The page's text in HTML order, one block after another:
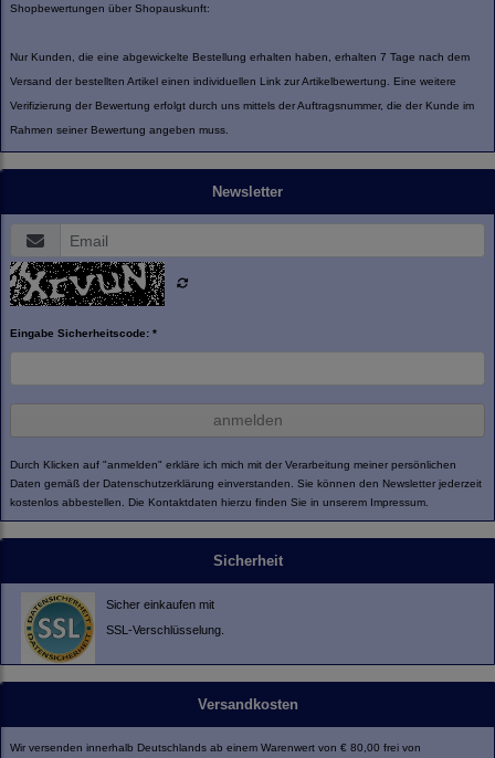
Shopbewertungen über Shopauskunft:
Nur Kunden, die eine abgewickelte Bestellung erhalten haben, erhalten 7 Tage nach dem
Versand der bestellten Artikel einen individuellen Link zur Artikelbewertung. Eine weitere
Verifizierung der Bewertung erfolgt durch uns mittels der Auftragsnummer, die der Kunde im
Rahmen seiner Bewertung angeben muss.
Newsletter
Eingabe Sicherheitscode: *
anmelden
Durch Klicken auf "anmelden" erkläre ich mich mit der Verarbeitung meiner persönlichen
Daten gemäß der Datenschutzerklärung einverstanden. Sie können den Newsletter jederzeit
kostenlos abbestellen. Die Kontaktdaten hierzu finden Sie in unserem Impressum.
Sicherheit
Sicher einkaufen mit
SSL-Verschlüsselung.
Versandkosten
Wir versenden innerhalb Deutschlands ab einem Warenwert von € 80,00 frei von